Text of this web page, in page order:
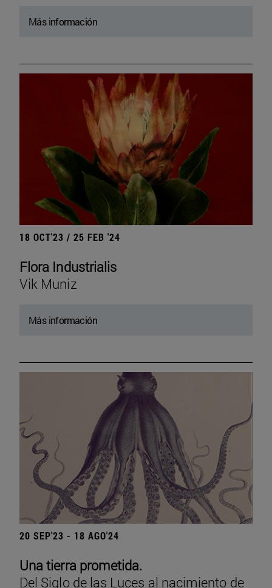
Más información
18 OCT'23 / 25 FEB '24
Flora Industrialis
Vik Muniz
Más información
20 SEP'23 - 18 AGO'24
Una tierra prometida.
Del Siglo de las Luces al nacimiento de